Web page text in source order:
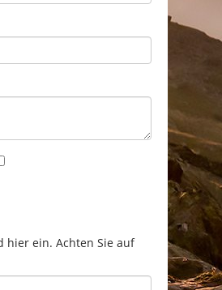
hier ein. Achten Sie auf